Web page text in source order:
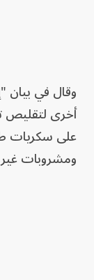
وقال في بيان
أخرى لتقليص
على سكريات
ومشروبات